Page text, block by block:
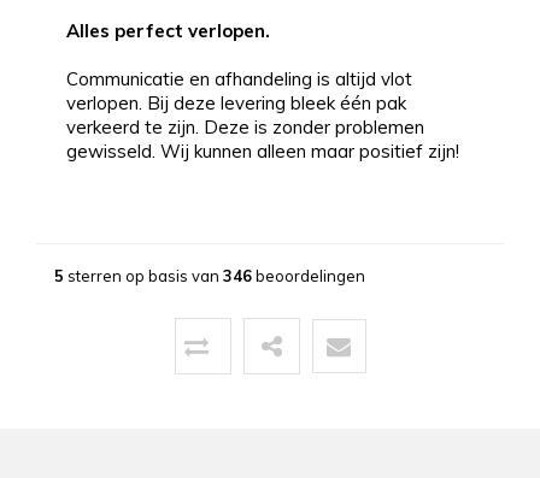
alles perfect verlopen.
Communicatie en afhandeling is altijd vlot
verlopen. Bij deze levering bleek één pak
verkeerd te zijn. Deze is zonder problemen
gewisseld. Wij kunnen alleen maar positief zijn!
13-03-2026
Uitstekende service zowel voor, tijdens als na
5 sterren op basis van 346beoordelingen